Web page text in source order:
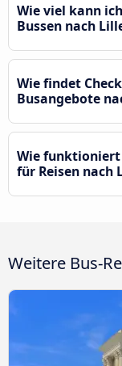
Wie viel kann
Bussen nach
Wie findet
Busangebote
Wie funktioniert
für Reisen nach
Weitere Bus-